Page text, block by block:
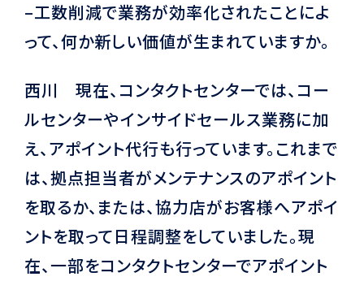
–工数削減で業務が効率化されたことによ
って、何か新しい価値が生まれていますか。
西川 現在、コンタクトセンターでは、コー
ルセンターやインサイドセールス業務に加
え、アポイント代行も行っています。これまで
は、拠点担当者がメンテナンスのアポイント
を取るか、または、協力店がお客様へアポイ
ントを取って日程調整をしていました。現
在、一部をコンタクトセンターでアポイント